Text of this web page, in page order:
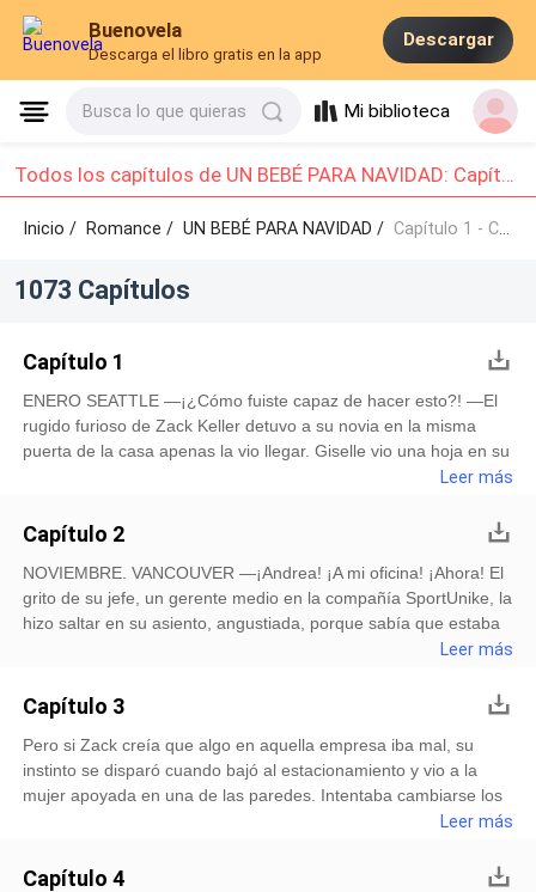
Buenovela
Descarga el libro gratis en la app
Descargar
Busca lo que quieras Mi biblioteca
Todos los capítulos de UN BEBÉ PARA NAVIDAD: Capítulo 1 - Capítulo 10
Inicio / Romance/UN BEBÉ PARA NAVIDAD / Capítulo 1 - Capítulo 10
1073 Capítulos
Capítulo 1
ENERO SEATTLE —¡¿Cómo fuiste capaz de hacer esto?! —El
rugido furioso de Zack Keller detuvo a su novia en la misma
puerta de la casa apenas la vio llegar. Giselle vio una hoja en su
mano y ni siquiera sabía de qué estaba hablando, pero jamás lo
Leer más
Capítulo 2
NOVIEMBRE. VANCOUVER —¡Andrea! ¡A mi oficina! ¡Ahora! El
grito de su jefe, un gerente medio en la compañía SportUnike, la
hizo saltar en su asiento, angustiada, porque sabía que estaba
de muy mal humor ese día. —¿Esta es una maldit@ broma? —
Leer más
Capítulo 3
Pero si Zack creía que algo en aquella empresa iba mal, su
instinto se disparó cuando bajó al estacionamiento y vio a la
mujer apoyada en una de las paredes. Intentaba cambiarse los
zapatos de tacón por unos tenis bajos, pero las manos leLeer más
Capítulo 4